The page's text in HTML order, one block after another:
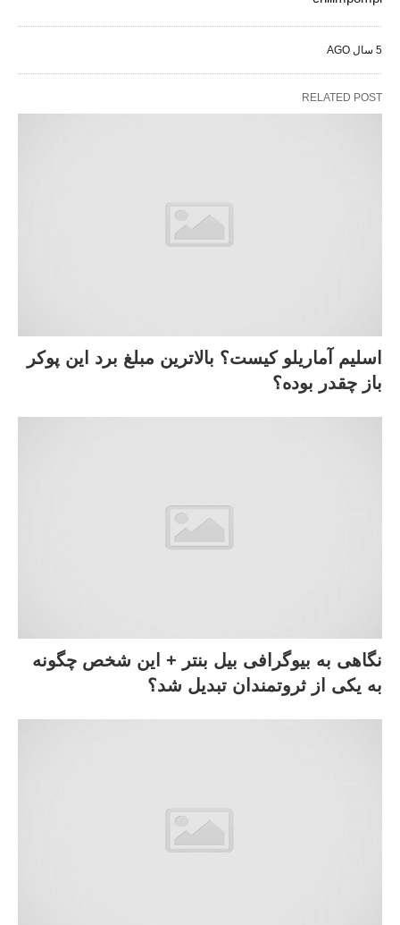
5 سال AGO
RELATED POST
اسلیم آماریلو کیست؟ بالاترین مبلغ برد این پوکر
باز چقدر بوده؟
نگاهی به بیوگرافی بیل بنتر + این شخص چگونه
به یکی از ثروتمندان تبدیل شد؟